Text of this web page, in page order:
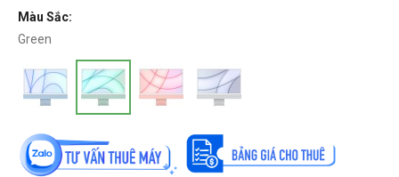
Màu Sắc:
Green